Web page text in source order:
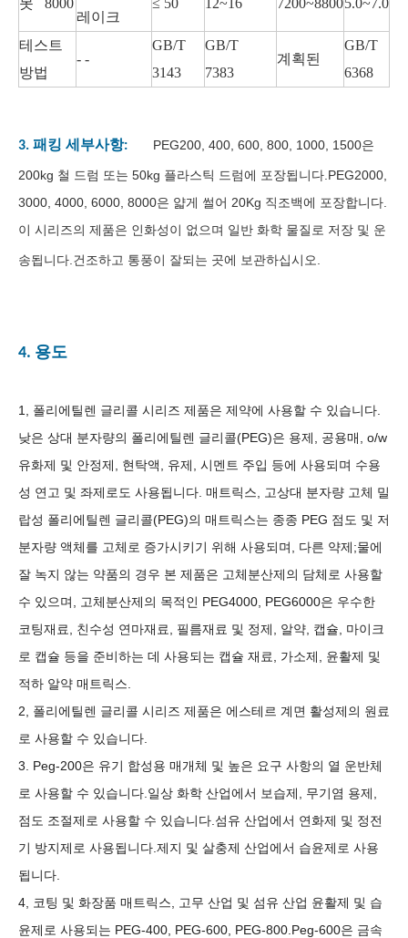
레이크
테스트
방법
- -
GB/T
3143
GB/T
7383
계획된
GB/T
6368
3. 패킹 세부사항: PEG200, 400, 600, 800, 1000, 1500은
200kg 철 드럼 또는 50kg 플라스틱 드럼에 포장됩니다.PEG2000,
3000, 4000, 6000, 8000은 얇게 썰어 20Kg 직조백에 포장합니다.
이 시리즈의 제품은 인화성이 없으며 일반 화학 물질로 저장 및 운
송됩니다.건조하고 통풍이 잘되는 곳에 보관하십시오.
4. 용도
1, 폴리에틸렌 글리콜 시리즈 제품은 제약에 사용할 수 있습니다.
낮은 상대 분자량의 폴리에틸렌 글리콜(PEG)은 용제, 공용매, o/w
유화제 및 안정제, 현탁액, 유제, 시멘트 주입 등에 사용되며 수용
성 연고 및 좌제로도 사용됩니다. 매트릭스, 고상대 분자량 고체 밀
랍성 폴리에틸렌 글리콜(PEG)의 매트릭스는 종종 PEG 점도 및 저
분자량 액체를 고체로 증가시키기 위해 사용되며, 다른 약제;물에
잘 녹지 않는 약품의 경우 본 제품은 고체분산제의 담체로 사용할
수 있으며, 고체분산제의 목적인 PEG4000, PEG6000은 우수한
코팅재료, 친수성 연마재료, 필름재료 및 정제, 알약, 캡슐, 마이크
로 캡슐 등을 준비하는 데 사용되는 캡슐 재료, 가소제, 윤활제 및
적하 알약 매트릭스.
2, 폴리에틸렌 글리콜 시리즈 제품은 에스테르 계면 활성제의 원료
로 사용할 수 있습니다.
3. Peg-200은 유기 합성용 매개체 및 높은 요구 사항의 열 운반체
로 사용할 수 있습니다.일상 화학 산업에서 보습제, 무기염 용제,
점도 조절제로 사용할 수 있습니다.섬유 산업에서 연화제 및 정전
기 방지제로 사용됩니다.제지 및 살충제 산업에서 습윤제로 사용
됩니다.
4, 코팅 및 화장품 매트릭스, 고무 산업 및 섬유 산업 윤활제 및 습
윤제로 사용되는 PEG-400, PEG-600, PEG-800.Peg-600은 금속